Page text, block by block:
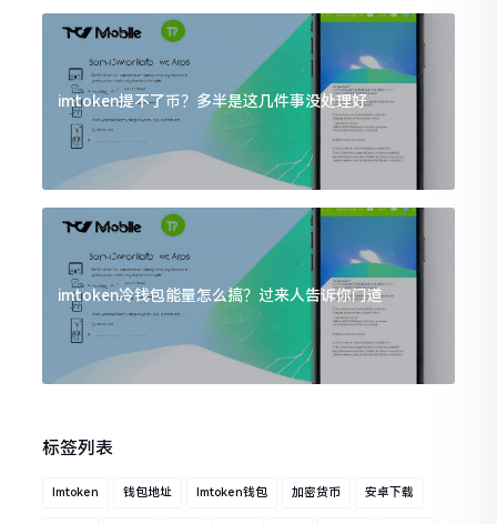
imtoken提不了币？多半是这几件事没处理好
imtoken冷钱包能量怎么搞？过来人告诉你门道
标签列表
Imtoken 钱包地址 Imtoken钱包 加密货币 安卓下载